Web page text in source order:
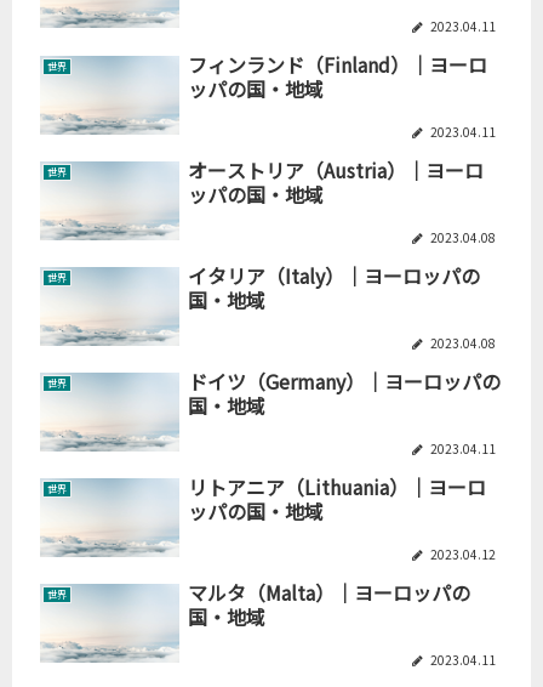
2023.04.11
世界
フィンランド（Finland）｜ヨーロ
ッパの国・地域
2023.04.11
世界
オーストリア（Austria）｜ヨーロ
ッパの国・地域
2023.04.08
世界
イタリア（Italy）｜ヨーロッパの
国・地域
2023.04.08
世界
ドイツ（Germany）｜ヨーロッパの
国・地域
2023.04.11
世界
リトアニア（Lithuania）｜ヨーロ
ッパの国・地域
2023.04.12
世界
マルタ（Malta）｜ヨーロッパの
国・地域
2023.04.11